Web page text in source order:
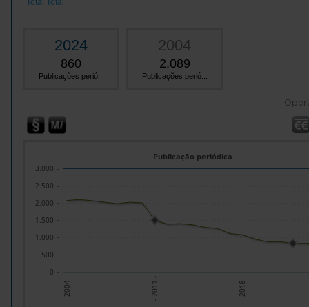
2024
860
Publicações perió...
2004
2.089
Publicações perió...
- 2004 - - 2011 - - 2018 -
Publicação periódica
0
500
1.000
1.500
2.000
2.500
3.000